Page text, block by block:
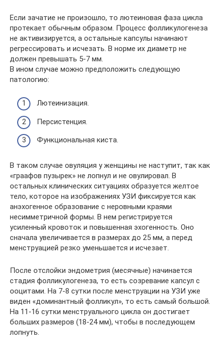
Если зачатие не произошло, то лютеиновая фаза цикла
протекает обычным образом. Процесс фолликулогенеза
не активизируется, а остальные капсулы начинают
регрессировать и исчезать. В норме их диаметр не
должен превышать 5-7 мм.
В ином случае можно предположить следующую
патологию:
Лютеинизация.
Персистенция.
Функциональная киста.
В таком случае овуляция у женщины не наступит, так как
«граафов пузырек» не лопнул и не овулировал. В
остальных клинических ситуациях образуется желтое
тело, которое на изображениях УЗИ фиксируется как
анэхогенное образование с неровными краями
несимметричной формы. В нем регистрируется
усиленный кровоток и повышенная эхогенность. Оно
сначала увеличивается в размерах до 25 мм, а перед
менструацией резко уменьшается и исчезает.
После отслойки эндометрия (месячные) начинается
стадия фолликулогенеза, то есть созревание капсул с
ооцитами. На 7-8 сутки после менструации на УЗИ уже
виден «доминантный фолликул», то есть самый большой.
На 11-16 сутки менструального цикла он достигает
больших размеров (18-24 мм), чтобы в последующем
лопнуть.